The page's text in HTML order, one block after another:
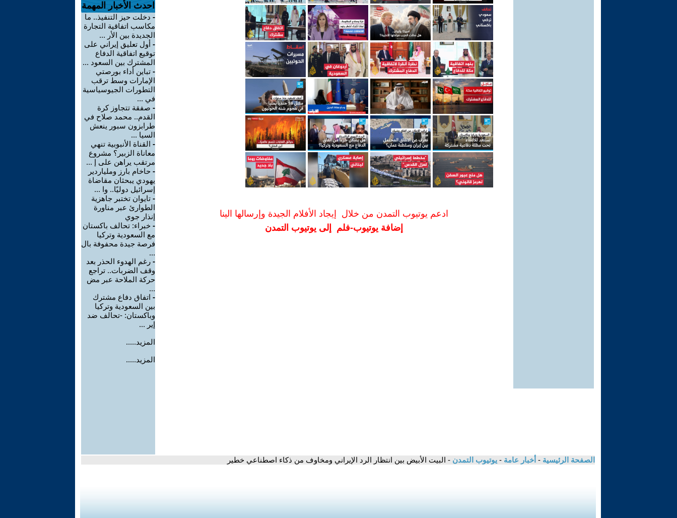
ادعم يوتيوب التمدن من خلال إيجاد الأفلام الجيدة وإرسالها الينا
إضافة يوتيوب-فلم إلى يوتيوب التمدن
احدث الأخبار المهمة
- دخلت حيز التنفيذ.. ما
مكاسب اتفاقية التجارة
الجديدة بين الأر ...
- أول تعليق إيراني على
توقيع اتفاقية الدفاع
المشترك بين السعود ...
- تباين أداء بورصتي
الإمارات وسط ترقب
التطورات الجيوسياسية
في ...
- صفقة تتجاوز كرة
القدم.. محمد صلاح في
طرابزون سبور ينعش
السيا ...
- القناة الأنبوبية تنهي
معاناة الزبير؟ مشروع
مرتقب يراهن على إ ...
- حاخام بارز وملياردير
يهودي يبحثان مقاضاة
إسرائيل دوليًا.. وا ...
- تايوان تختبر جاهزية
الطوارئ عبر مناورة
إنذار جوي
- خبراء: تحالف باكستان
مع السعودية وتركيا
فرصة جيدة محفوفة بال
...
- رغم الهدوء الحذر بعد
وقف الضربات.. تراجع
حركة الملاحة عبر مض
...
- اتفاق دفاع مشترك
بين السعودية وتركيا
وباكستان: -تحالف ضد
إير ...
المزيد.....
المزيد.....
الصفحة الرئيسية - أخبار عامة - يوتيوب التمدن - البيت الأبيض بين انتظار الرد الإيراني ومخاوف من ذكاء اصطناعي خطير